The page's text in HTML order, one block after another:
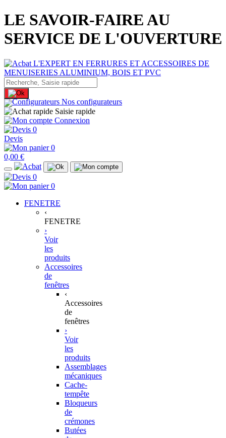
LE SAVOIR-FAIRE AU
SERVICE DE L'OUVERTURE
Nos configurateurs
Saisie rapide
Connexion
0
Devis
0
0,00 €
0
0
FENETRE
‹
FENETRE
›
Voir
les
produits
Accessoires
de
fenêtres
‹
Accessoires
de
fenêtres
›
Voir
les
produits
Assemblages
mécaniques
Cache-
tempête
Bloqueurs
de
crémones
Butées